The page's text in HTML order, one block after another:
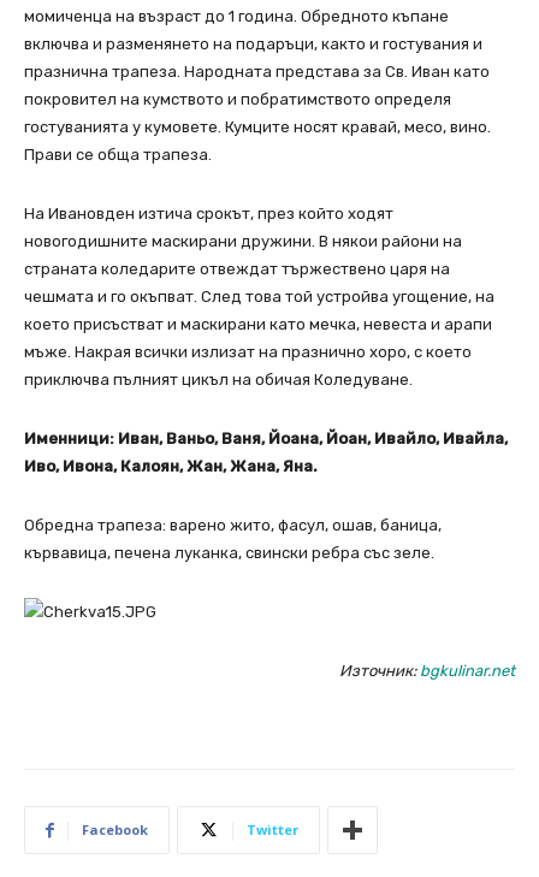
момиченца на възраст до 1 година. Обредното къпане
включва и разменянето на подаръци, както и гостувания и
празнична трапеза. Народната представа за Св. Иван като
покровител на кумството и побратимството определя
гостуванията у кумовете. Кумците носят кравай, месо, вино.
Прави се обща трапеза.
На Ивановден изтича срокът, през който ходят
новогодишните маскирани дружини. В някои райони на
страната коледарите отвеждат тържествено царя на
чешмата и го окъпват. След това той устройва угощение, на
което присъстват и маскирани като мечка, невеста и арапи
мъже. Накрая всички излизат на празнично хоро, с което
приключва пълният цикъл на обичая Коледуване.
Именници: Иван, Ваньо, Ваня, Йоана, Йоан, Ивайло, Ивайла,
Иво, Ивона, Калоян, Жан, Жана, Яна.
Обредна трапеза: варено жито, фасул, ошав, баница,
кървавица, печена луканка, свински ребра със зеле.
Източник: bgkulinar.net
Facebook Twitter